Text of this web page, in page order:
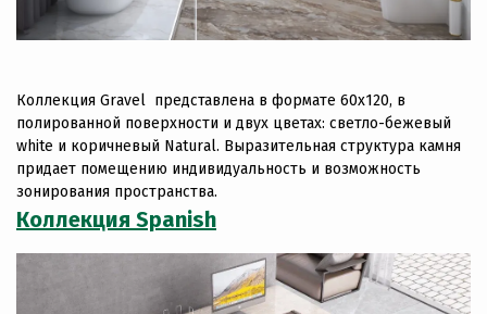
Коллекция Gravel представлена в формате 60х120, в
полированной поверхности и двух цветах: светло-бежевый
white и коричневый Natural. Выразительная структура камня
придает помещению индивидуальность и возможность
зонирования пространства.
Коллекция Spanish